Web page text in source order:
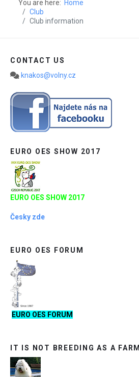
You are here: Home
Club
Club information
CONTACT US
knakos@volny.cz
EURO OES SHOW 2017
EURO OES SHOW 2017
Česky zde
EURO OES FORUM
EURO OES FORUM
IT IS NOT BREEDING AS A FARM